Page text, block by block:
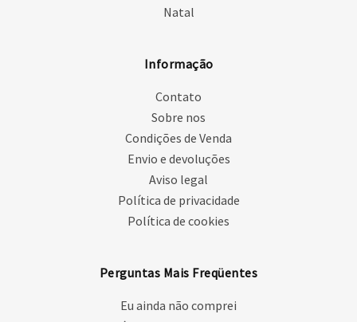
Natal
Informação
Contato
Sobre nos
Condições de Venda
Envio e devoluções
Aviso legal
Política de privacidade
Política de cookies
Perguntas Mais Freqüentes
Eu ainda não comprei